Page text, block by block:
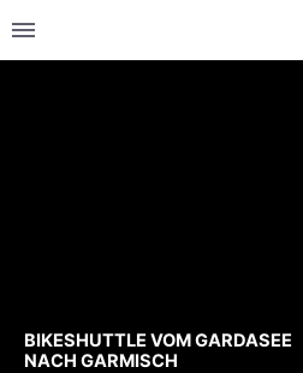
BIKESHUTTLE VOM GARDASEE
NACH GARMISCH